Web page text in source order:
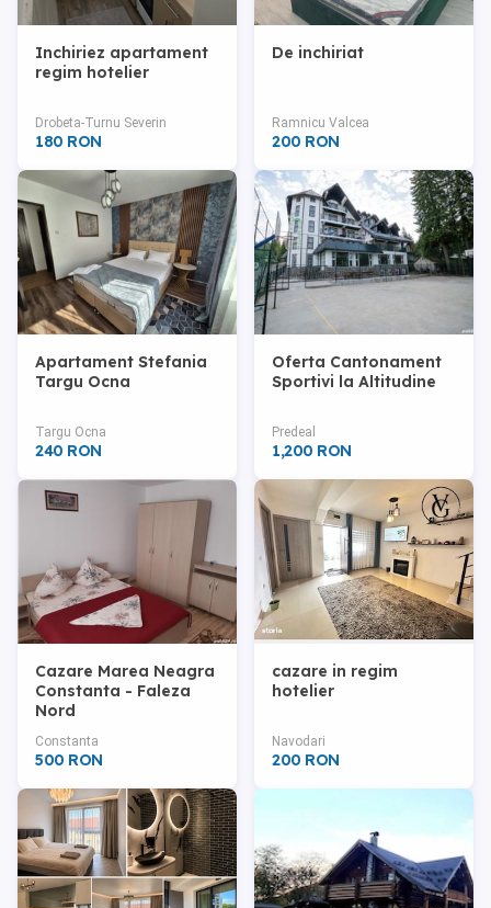
Inchiriez apartament
regim hotelier
Drobeta-Turnu Severin
180 RON
De inchiriat
Ramnicu Valcea
200 RON
Apartament Stefania
Targu Ocna
Targu Ocna
240 RON
Oferta Cantonament
Sportivi la Altitudine
Predeal
1,200 RON
Cazare Marea Neagra
Constanta - Faleza
Nord
Constanta
500 RON
cazare in regim
hotelier
Navodari
200 RON